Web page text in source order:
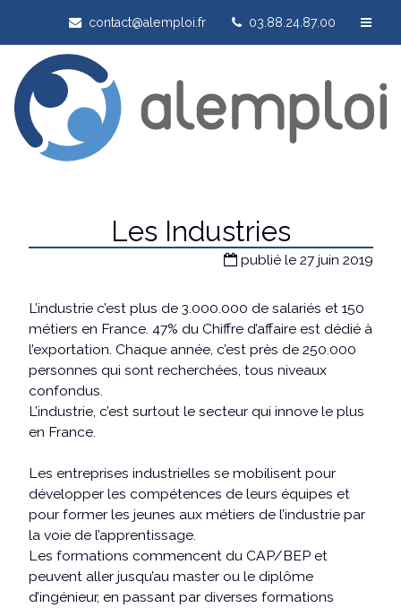
contact@alemploi.fr 03.88.24.87.00
Les Industries
publié le 27 juin 2019
L’industrie c’est plus de 3.000.000 de salariés et 150
métiers en France. 47% du Chiffre d’affaire est dédié à
l’exportation. Chaque année, c’est près de 250.000
personnes qui sont recherchées, tous niveaux
confondus.
L’industrie, c’est surtout le secteur qui innove le plus
en France.
Les entreprises industrielles se mobilisent pour
développer les compétences de leurs équipes et
pour former les jeunes aux métiers de l’industrie par
la voie de l’apprentissage.
Les formations commencent du CAP/BEP et
peuvent aller jusqu’au master ou le diplôme
d’ingénieur, en passant par diverses formations